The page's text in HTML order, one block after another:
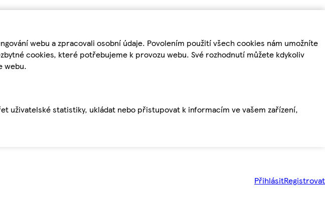
webu a zpracovali osobní údaje. Povolením použití všech cookies nám umožníte
cookies, které potřebujeme k provozu webu. Své rozhodnutí můžete kdykoliv
webu.
uživatelské statistiky, ukládat nebo přistupovat k informacím ve vašem zařízení,
PřihlásitRegistrovat